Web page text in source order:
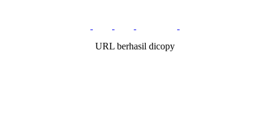
URL berhasil dicopy